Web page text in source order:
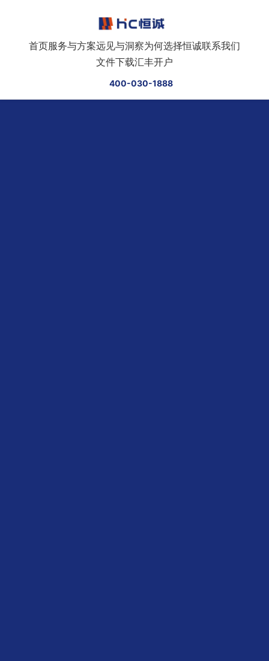
首页服务与方案远见与洞察为何选择恒诚联系我们
文件下载汇丰开户
400-030-1888